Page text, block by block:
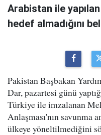
Arabistan ile
hedef almadığını
Pakistan Başbakan
Dar, pazartesi günü
Türkiye ile imzalanan
Anlaşması'nın savunma
ülkeye yöneltilmediğini